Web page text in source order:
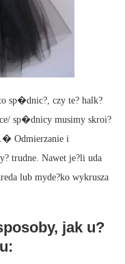
sp�dnic?, czy te? halk?
sp�dnicy musimy skroi?
Odmierzanie i
trudne. Nawet je?li uda
lub myde?ko wykrusza
jak u?